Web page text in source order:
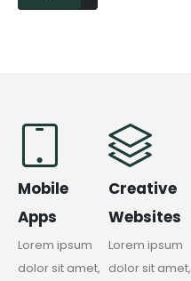
Mobile
Apps
Lorem ipsum
dolor sit amet,
Creative
Websites
Lorem ipsum
dolor sit amet,